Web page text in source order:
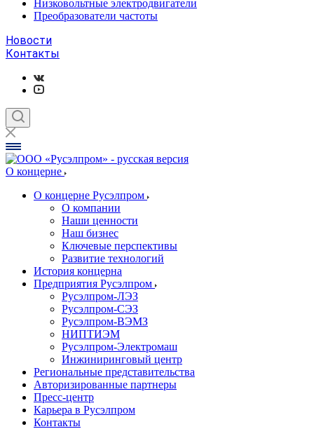
Низковольтные электродвигатели
Преобразователи частоты
Новости
Контакты
О концерне
О концерне Русэлпром
О компании
Наши ценности
Наш бизнес
Ключевые перспективы
Развитие технологий
История концерна
Предприятия Русэлпром
Русэлпром-ЛЭЗ
Русэлпром-СЭЗ
Русэлпром-ВЭМЗ
НИПТИЭМ
Русэлпром-Электромаш
Инжиниринговый центр
Региональные представительства
Авторизированные партнеры
Пресс-центр
Карьера в Русэлпром
Контакты